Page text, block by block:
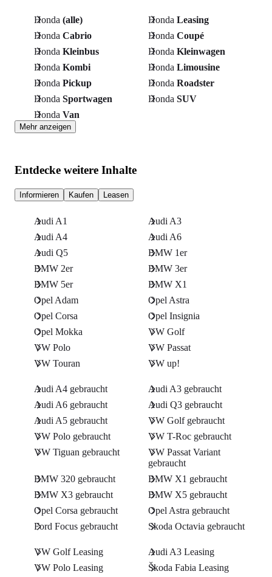
Honda (alle) Honda Leasing
Honda Cabrio Honda Coupé
Honda Kleinbus Honda Kleinwagen
Honda Kombi Honda Limousine
Honda Pickup Honda Roadster
Honda Sportwagen Honda SUV
Honda Van
Mehr anzeigen
Entdecke weitere Inhalte
Informieren Kaufen Leasen
Audi A1
Audi A3
Audi A4
Audi A6
Audi Q5
BMW 1er
BMW 2er
BMW 3er
BMW 5er
BMW X1
Opel Adam
Opel Astra
Opel Corsa
Opel Insignia
Opel Mokka
VW Golf
VW Polo
VW Passat
VW Touran
VW up!
Audi A4 gebraucht
Audi A3 gebraucht
Audi A6 gebraucht
Audi Q3 gebraucht
Audi A5 gebraucht
VW Golf gebraucht
VW Polo gebraucht
VW T-Roc gebraucht
VW Tiguan gebraucht
VW Passat Variant
gebraucht
BMW 320 gebraucht
BMW X1 gebraucht
BMW X3 gebraucht
BMW X5 gebraucht
Opel Corsa gebraucht
Opel Astra gebraucht
Ford Focus gebraucht
Skoda Octavia gebraucht
VW Golf Leasing
Audi A3 Leasing
VW Polo Leasing
Škoda Fabia Leasing